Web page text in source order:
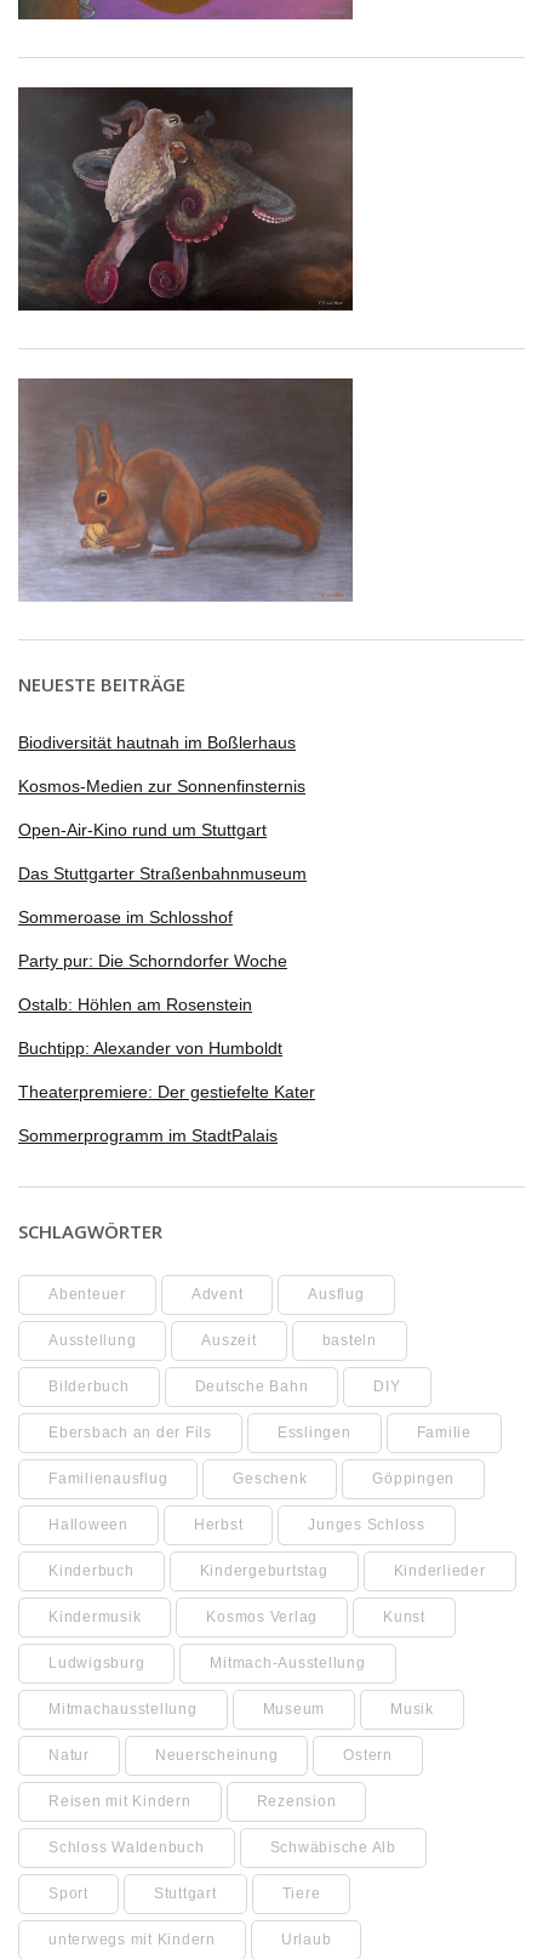
NEUESTE BEITRÄGE
Biodiversität hautnah im Boßlerhaus
Kosmos-Medien zur Sonnenfinsternis
Open-Air-Kino rund um Stuttgart
Das Stuttgarter Straßenbahnmuseum
Sommeroase im Schlosshof
Party pur: Die Schorndorfer Woche
Ostalb: Höhlen am Rosenstein
Buchtipp: Alexander von Humboldt
Theaterpremiere: Der gestiefelte Kater
Sommerprogramm im StadtPalais
SCHLAGWÖRTER
Abenteuer Advent Ausflug
Ausstellung Auszeit basteln
Bilderbuch Deutsche Bahn DIY
Ebersbach an der Fils Esslingen Familie
Familienausflug Geschenk Göppingen
Halloween Herbst Junges Schloss
Kinderbuch Kindergeburtstag Kinderlieder
Kindermusik Kosmos Verlag Kunst
Ludwigsburg Mitmach-Ausstellung
Mitmachausstellung Museum Musik
Natur Neuerscheinung Ostern
Reisen mit Kindern Rezension
Schloss Waldenbuch Schwäbische Alb
Sport Stuttgart Tiere
unterwegs mit Kindern Urlaub